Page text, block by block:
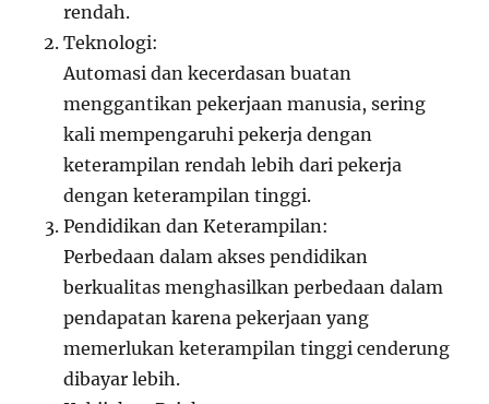
rendah.
Teknologi:
Automasi dan kecerdasan buatan
menggantikan pekerjaan manusia, sering
kali mempengaruhi pekerja dengan
keterampilan rendah lebih dari pekerja
dengan keterampilan tinggi.
Pendidikan dan Keterampilan:
Perbedaan dalam akses pendidikan
berkualitas menghasilkan perbedaan dalam
pendapatan karena pekerjaan yang
memerlukan keterampilan tinggi cenderung
dibayar lebih.